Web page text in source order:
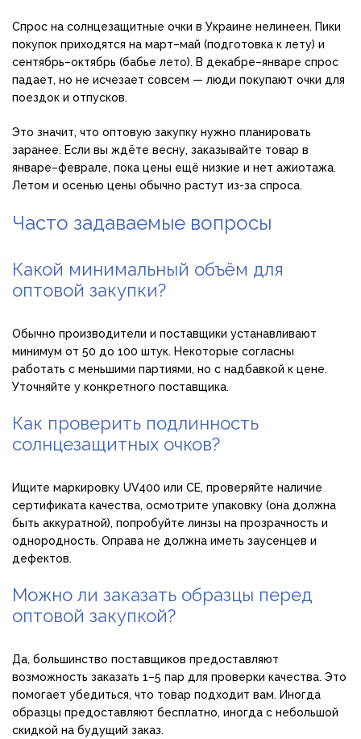
Спрос на солнцезащитные очки в Украине нелинеен. Пики
покупок приходятся на март–май (подготовка к лету) и
сентябрь–октябрь (бабье лето). В декабре–январе спрос
падает, но не исчезает совсем — люди покупают очки для
поездок и отпусков.
Это значит, что оптовую закупку нужно планировать
заранее. Если вы ждёте весну, заказывайте товар в
январе–феврале, пока цены ещё низкие и нет ажиотажа.
Летом и осенью цены обычно растут из-за спроса.
Часто задаваемые вопросы
Какой минимальный объём для
оптовой закупки?
Обычно производители и поставщики устанавливают
минимум от 50 до 100 штук. Некоторые согласны
работать с меньшими партиями, но с надбавкой к цене.
Уточняйте у конкретного поставщика.
Как проверить подлинность
солнцезащитных очков?
Ищите маркировку UV400 или CE, проверяйте наличие
сертификата качества, осмотрите упаковку (она должна
быть аккуратной), попробуйте линзы на прозрачность и
однородность. Оправа не должна иметь заусенцев и
дефектов.
Можно ли заказать образцы перед
оптовой закупкой?
Да, большинство поставщиков предоставляют
возможность заказать 1–5 пар для проверки качества. Это
помогает убедиться, что товар подходит вам. Иногда
образцы предоставляют бесплатно, иногда с небольшой
скидкой на будущий заказ.